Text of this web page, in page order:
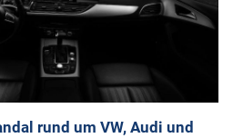
rund um VW, Audi und